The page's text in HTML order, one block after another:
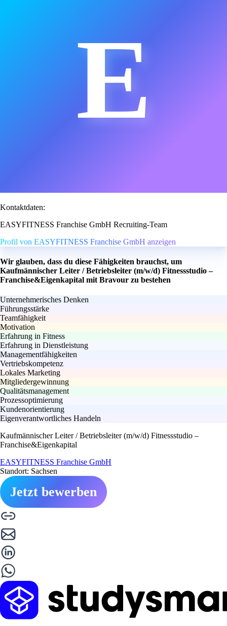
E
Kontaktdaten:
EASYFITNESS Franchise GmbH Recruiting-Team
Profil von EASYFITNESS Franchise GmbH anzeigen
Wir glauben, dass du diese Fähigkeiten brauchst, um
Kaufmännischer Leiter / Betriebsleiter (m/w/d) Fitnessstudio –
Franchise&Eigenkapital mit Bravour zu bestehen
Unternehmerisches Denken
Führungsstärke
Teamfähigkeit
Motivation
Erfahrung in Fitness
Erfahrung in Dienstleistung
Managementfähigkeiten
Vertriebskompetenz
Lokales Marketing
Mitgliedergewinnung
Qualitätsmanagement
Prozessoptimierung
Kundenorientierung
Eigenverantwortliches Handeln
Kaufmännischer Leiter / Betriebsleiter (m/w/d) Fitnessstudio –
Franchise&Eigenkapital
EASYFITNESS Franchise GmbH
Standort: Sachsen
Jetzt bewerben